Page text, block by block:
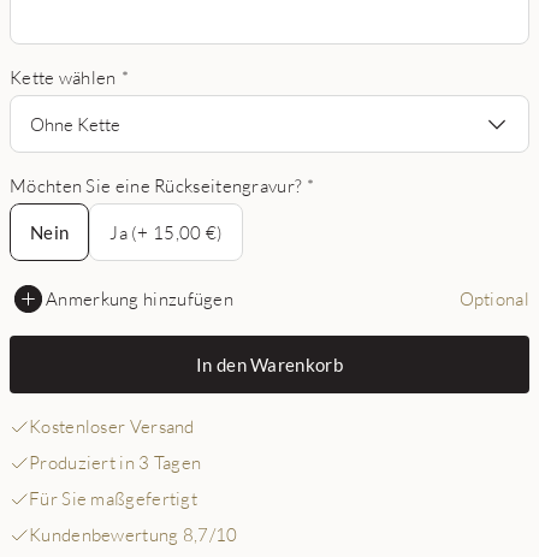
Kette wählen *
Ohne Kette
Möchten Sie eine Rückseitengravur? *
Nein
Nein
Ja (+ 15,00 €)
Anmerkung hinzufügen Optional
In den Warenkorb
Kostenloser Versand
Produziert in 3 Tagen
Für Sie maßgefertigt
Kundenbewertung 8,7/10